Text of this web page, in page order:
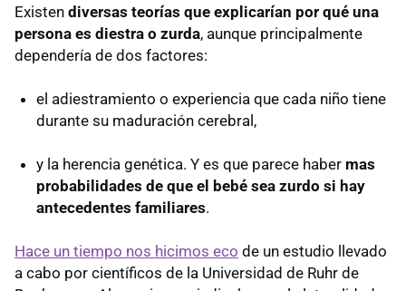
Existen diversas teorías que explicarían por qué una
persona es diestra o zurda, aunque principalmente
dependería de dos factores:
el adiestramiento o experiencia que cada niño tiene
durante su maduración cerebral,
y la herencia genética. Y es que parece haber mas
probabilidades de que el bebé sea zurdo si hay
antecedentes familiares.
Hace un tiempo nos hicimos eco de un estudio llevado
a cabo por científicos de la Universidad de Ruhr de